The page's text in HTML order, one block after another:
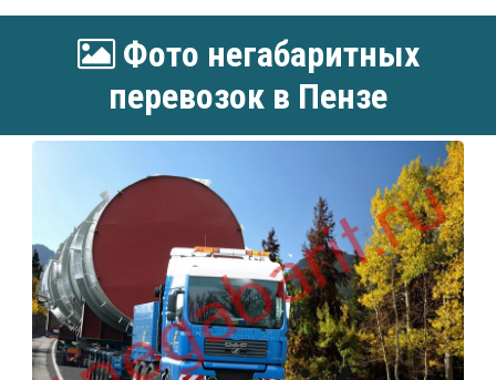
Фото негабаритных
перевозок в Пензе